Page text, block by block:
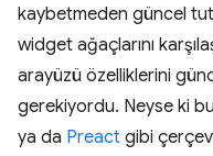
kaybetmeden güncel
widget ağaçlarını
arayüzü özelliklerini
gerekiyordu. Neyse ki
ya da Preact gibi